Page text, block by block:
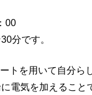
00
分です。
トを用いて自分ら
電気を加えること